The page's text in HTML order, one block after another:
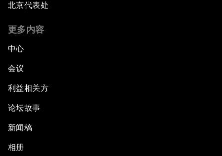
北京代表处
更多内容
中心
会议
利益相关方
论坛故事
新闻稿
相册